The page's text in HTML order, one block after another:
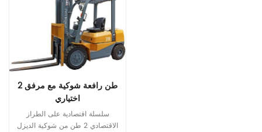
2 طن رافعة شوكية مع مرفق
اختياري
سلسلة اقتصادية على الطراز
الاقتصادي 2 طن من شوكية الديزل